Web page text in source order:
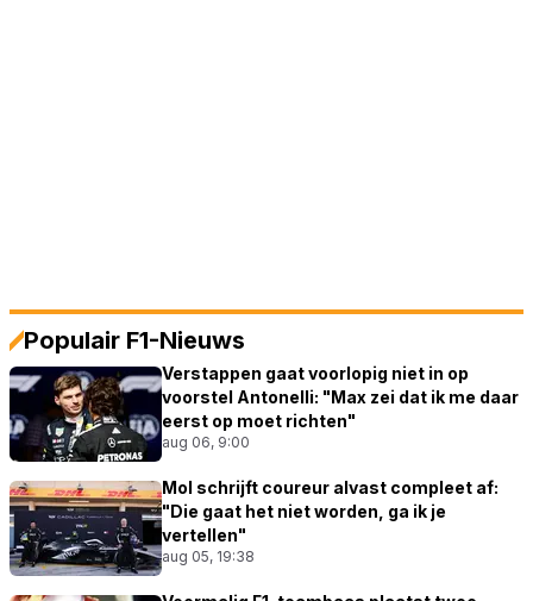
Populair F1-Nieuws
Verstappen gaat voorlopig niet in op
voorstel Antonelli: "Max zei dat ik me daar
eerst op moet richten"
aug 06, 9:00
Mol schrijft coureur alvast compleet af:
"Die gaat het niet worden, ga ik je
vertellen"
aug 05, 19:38